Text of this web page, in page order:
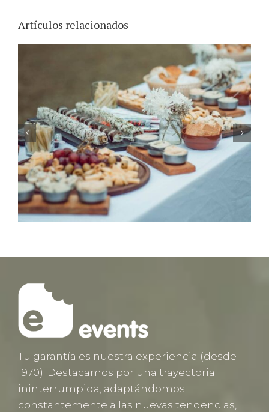
Artículos relacionados
Cómo planear una minimoon: Luna de
miel con bajo presupuesto
Tu garantía es nuestra experiencia (desde
1970). Destacamos por una trayectoria
ininterrumpida, adaptándomos
constantemente a las nuevas tendencias,